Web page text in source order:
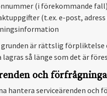
(i förekommande fall)
(t.ex. e-post,
grunden är rättslig förpliktelse
lagras så länge som det är
och
hantera serviceärenden och